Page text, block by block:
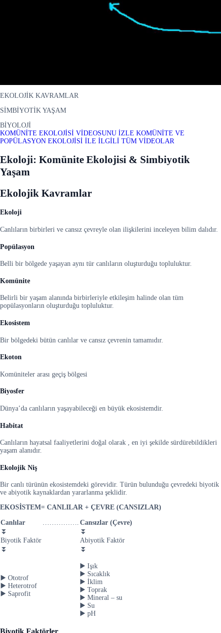
EKOLOJİK KAVRAMLAR
SİMBİYOTİK YAŞAM
BİYOLOJİ
KOMÜNİTE EKOLOJİSİ VİDEOSUNU İZLE KOMÜNİTE VE
POPÜLASYON EKOLOJİSİ İLE İLGİLİ TÜM VİDEOLAR
Ekoloji: Komünite Ekolojisi & Simbiyotik
Yaşam
Ekolojik Kavramlar
Ekoloji
Canlıların birbirleri ve cansız çevreyle olan ilişkilerini inceleyen bilim dalıdır.
Popülasyon
Belli bir bölgede yaşayan aynı tür canlıların oluşturduğu topluluktur.
Komünite
Belirli bir yaşam alanında birbirleriyle etkileşim halinde olan tüm
popülasyonların oluşturduğu topluluktur.
Ekosistem
Bir bölgedeki bütün canlılar ve cansız çevrenin tamamıdır.
Ekoton
Komüniteler arası geçiş bölgesi
Biyosfer
Dünya’da canlıların yaşayabileceği en büyük ekosistemdir.
Habitat
Canlıların hayatsal faaliyetlerini doğal olarak , en iyi şekilde sürdürebildikleri
yaşam alanıdır.
Ekolojik Niş
Bir canlı türünün ekosistemdeki görevidir. Türün bulunduğu çevredeki biyotik
ve abiyotik kaynaklardan yararlanma şeklidir.
EKOSİSTEM= CANLILAR + ÇEVRE (CANSIZLAR)
Canlılar ……………. Cansızlar (Çevre)
⏬
⏬
Biyotik Faktör
Abiyotik Faktör
⏬
⏬
▶️ Ototrof
▶️ Heterotrof
▶️ Saprofit
▶️ Işık
▶️ Sıcaklık
▶️ İklim
▶️ Toprak
▶️ Mineral – su
▶️ Su
▶️ pH